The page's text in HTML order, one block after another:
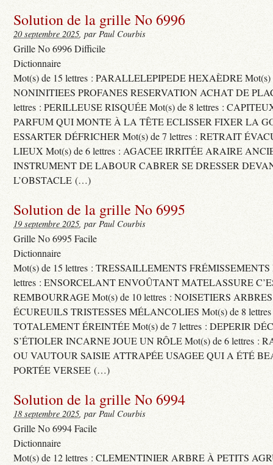
Solution de la grille No 6996
20 septembre 2025, par Paul Courbis
Grille No 6996 Difficile
Dictionnaire
Mot(s) de 15 lettres : PARALLELEPIPEDE HEXAÈDRE Mot(s)
NONINITIEES PROFANES RESERVATION ACHAT DE
lettres : PERILLEUSE RISQUÉE Mot(s) de 8 lettres :
PARFUM QUI MONTE À LA TÊTE ECLISSER FIXER LA
ESSARTER DÉFRICHER Mot(s) de 7 lettres : RETRAIT
LIEUX Mot(s) de 6 lettres : AGACEE IRRITÉE ARAIRE
INSTRUMENT DE LABOUR CABRER SE DRESSER
L’OBSTACLE (…)
Solution de la grille No 6995
19 septembre 2025, par Paul Courbis
Grille No 6995 Facile
Dictionnaire
Mot(s) de 15 lettres : TRESSAILLEMENTS FRÉMISSEMENTS
lettres : ENSORCELANT ENVOÛTANT MATELASSURE
REMBOURRAGE Mot(s) de 10 lettres : NOISETIERS
ÉCUREUILS TRISTESSES MÉLANCOLIES Mot(s) de 8
TOTALEMENT ÉREINTÉE Mot(s) de 7 lettres : DEPERIR
S’ÉTIOLER INCARNE JOUE UN RÔLE Mot(s) de 6 lettres :
OU VAUTOUR SAISIE ATTRAPÉE USAGEE QUI A ÉTÉ
PORTÉE VERSEE (…)
Solution de la grille No 6994
18 septembre 2025, par Paul Courbis
Grille No 6994 Facile
Dictionnaire
Mot(s) de 12 lettres : CLEMENTINIER ARBRE À PETITS